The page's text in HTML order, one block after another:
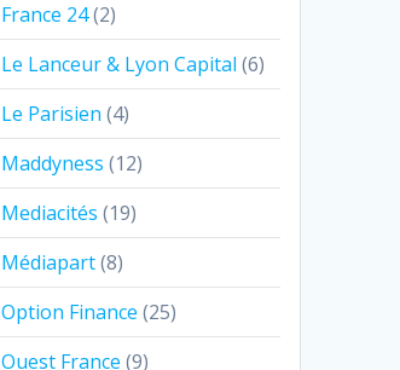
France 24(2)
Le Lanceur & Lyon Capital (6)
Le Parisien (4)
Maddyness (12)
Mediacités (19)
Médiapart(8)
Option Finance (25)
Ouest France (9)